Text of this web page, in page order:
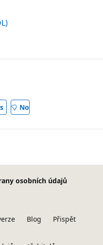
No
osobních údajů
Blog
Přispět